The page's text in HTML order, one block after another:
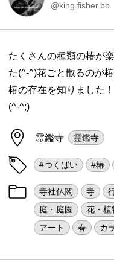
@king.fisher.bb
たくさんの種類の椿が
た(^-^)花ごと散るのが
椿の存在を知りました
(^-^;)
霊鑑寺 霊鑑寺
#つくばい #椿
寺社仏閣 寺
庭・庭園
花・植
アート
春 カ